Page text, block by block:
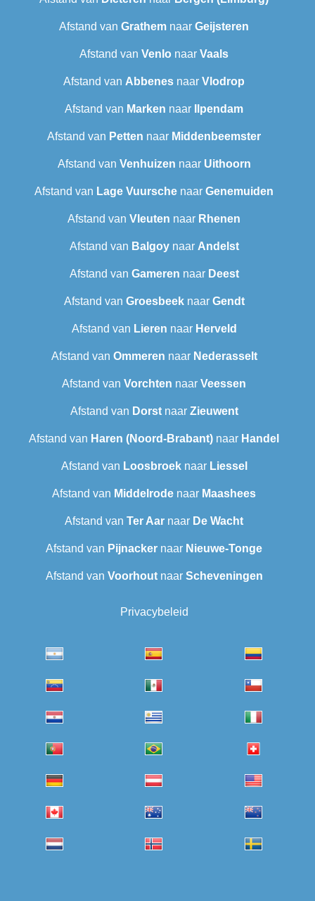
Afstand van Grathem naar Geijsteren
Afstand van Venlo naar Vaals
Afstand van Abbenes naar Vlodrop
Afstand van Marken naar Ilpendam
Afstand van Petten naar Middenbeemster
Afstand van Venhuizen naar Uithoorn
Afstand van Lage Vuursche naar Genemuiden
Afstand van Vleuten naar Rhenen
Afstand van Balgoynaar Andelst
Afstand van Gameren naar Deest
Afstand van Groesbeeknaar Gendt
Afstand van Lieren naar Herveld
Afstand van Ommeren naar Nederasselt
Afstand van Vorchten naar Veessen
Afstand van Dorstnaar Zieuwent
Afstand van Haren (Noord-Brabant) naar Handel
Afstand van Loosbroeknaar Liessel
Afstand van Middelrode naar Maashees
Afstand van Ter Aar naar De Wacht
Afstand van Pijnacker naar Nieuwe-Tonge
Afstand van Voorhoutnaar Scheveningen‎
Privacybeleid